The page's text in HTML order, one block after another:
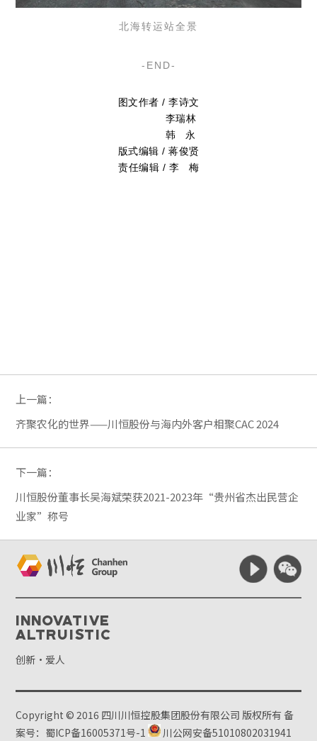
北海转运站全景
-END-
图文作者 / 李诗文
李瑞林
韩 永
版式编辑 / 蒋俊贤
责任编辑 / 李 梅
上一篇：
齐聚农化的世界——川恒股份与海内外客户相聚CAC 2024
下一篇：
川恒股份董事长吴海斌荣获2021-2023年“贵州省杰出民营企
业家”称号
Innovative
Altruistic
创新·爱人
Copyright © 2016 四川川恒控股集团股份有限公司 版权所有备
案号：蜀ICP备16005371号-1
川公网安备51010802031941